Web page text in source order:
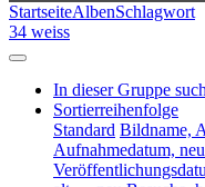
StartseiteAlbenSchlagwort
34 weiss
In dieser Gruppe
Sortierreihenfolge
Standard Bildname,
Aufnahmedatum,